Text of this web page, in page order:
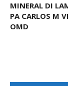
MINERAL DI
PA CARLOS M
OMD